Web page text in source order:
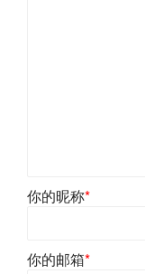
你的昵称*
你的邮箱*